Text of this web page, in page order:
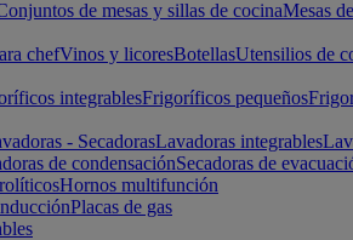
de mesas y sillas de cocinaMesas
chefVinos y licoresBotellasUtensilios de
integrablesFrigoríficos pequeños
- SecadorasLavadoras integrables
de condensaciónSecadoras de
Hornos multifunción
Placas de gas